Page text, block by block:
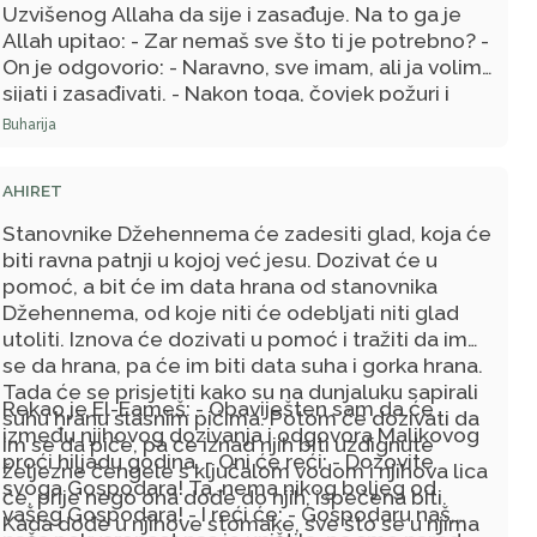
Gospodar će mu odgovoriti: - Jesam. Veličinom
oprosta Moga dospio si na ovaj stepen. - U tom
će ih natkriti oblak iznad njih, te će pasti ugodna
kiša, čiji miris ni sa čim uporediti ne mogu.
Uzvišenog Allaha da sije i zasađuje. Na to ga je
Allah upitao: - Zar nemaš sve što ti je potrebno? -
On je odgovorio: - Naravno, sve imam, ali ja volim
sijati i zasađivati. - Nakon toga, čovjek požuri i
posija i za treptaj oka sjeme proklija, izniknu i
Eto ti, sine Ademov, to te, uistinu, neće zasititi. -
Na to onaj beduin reče: - Allahov Poslaniče, taj
mora da je Kurejšija ili ensarija, koji su
zemljoradnici. Mi nismo poput njih. - Tada se
Allahov Poslanik, s.a.v.s., nasmijao.
Buharija
AHIRET
Stanovnike Džehennema će zadesiti glad, koja će
biti ravna patnji u kojoj već jesu. Dozivat će u
pomoć, a bit će im data hrana od stanovnika
Džehennema, od koje niti će odebljati niti glad
utoliti. Iznova će dozivati u pomoć i tražiti da im
se da hrana, pa će im biti data suha i gorka hrana.
Tada će se prisjetiti kako su na dunjaluku sapirali
suhu hranu slasnim pićima. Potom će dozivati da
im se da piće, pa će iznad njih biti uzdignute
željezne čengele s ključalom vodom i njihova lica
će, prije nego ona dođe do njih, ispečena biti.
Kada dođe u njihove stomake, sve što se u njima
Rekao je El-Eameš: - Obaviješten sam da će
između njihovog dozivanja i odgovora Malikovog
proći hiljadu godina. - Oni će reći: - Dozovite
svoga Gospodara! Ta, nema nikog boljeg od
vašeg Gospodara! - I reći će: - Gospodaru naš,